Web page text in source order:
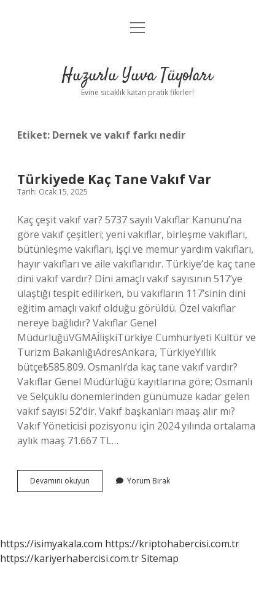
Anasayfa
Yasal Uyarı
menüyü
Huzurlu Yuva Tüyoları
Evine sıcaklık katan pratik fikirler!
Etiket: Dernek ve vakıf farkı nedir
Türkiyede Kaç Tane Vakıf Var
Tarih: Ocak 15, 2025
Kaç çeşit vakıf var? 5737 sayılı Vakıflar Kanunu’na
göre vakıf çeşitleri; yeni vakıflar, birleşme vakıfları,
bütünleşme vakıfları, işçi ve memur yardım vakıfları,
hayır vakıfları ve aile vakıflarıdır. Türkiye’de kaç tane
dini vakıf vardır? Dini amaçlı vakıf sayısının 517’ye
ulaştığı tespit edilirken, bu vakıfların 117’sinin dini
eğitim amaçlı vakıf olduğu görüldü. Özel vakıflar
nereye bağlıdır? Vakıflar Genel
MüdürlüğüVGMAİlişkiTürkiye Cumhuriyeti Kültür ve
Turizm BakanlığıAdresAnkara, TürkiyeYıllık
bütçe₺585.809. Osmanlı’da kaç tane vakıf vardır?
Vakıflar Genel Müdürlüğü kayıtlarına göre; Osmanlı
ve Selçuklu dönemlerinden günümüze kadar gelen
vakıf sayısı 52’dir. Vakıf başkanları maaş alır mı?
Vakıf Yöneticisi pozisyonu için 2024 yılında ortalama
aylık maaş 71.667 TL…
Devamını okuyun Türkiyede
Kaç
Yorum Bırak
https://isimyakala.com https://kriptohabercisi.com.tr
https://kariyerhabercisi.com.trSitemap